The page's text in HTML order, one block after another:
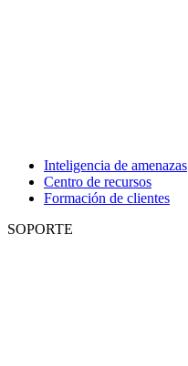
Inteligencia de amenazas
Centro de recursos
Formación de clientes
SOPORTE